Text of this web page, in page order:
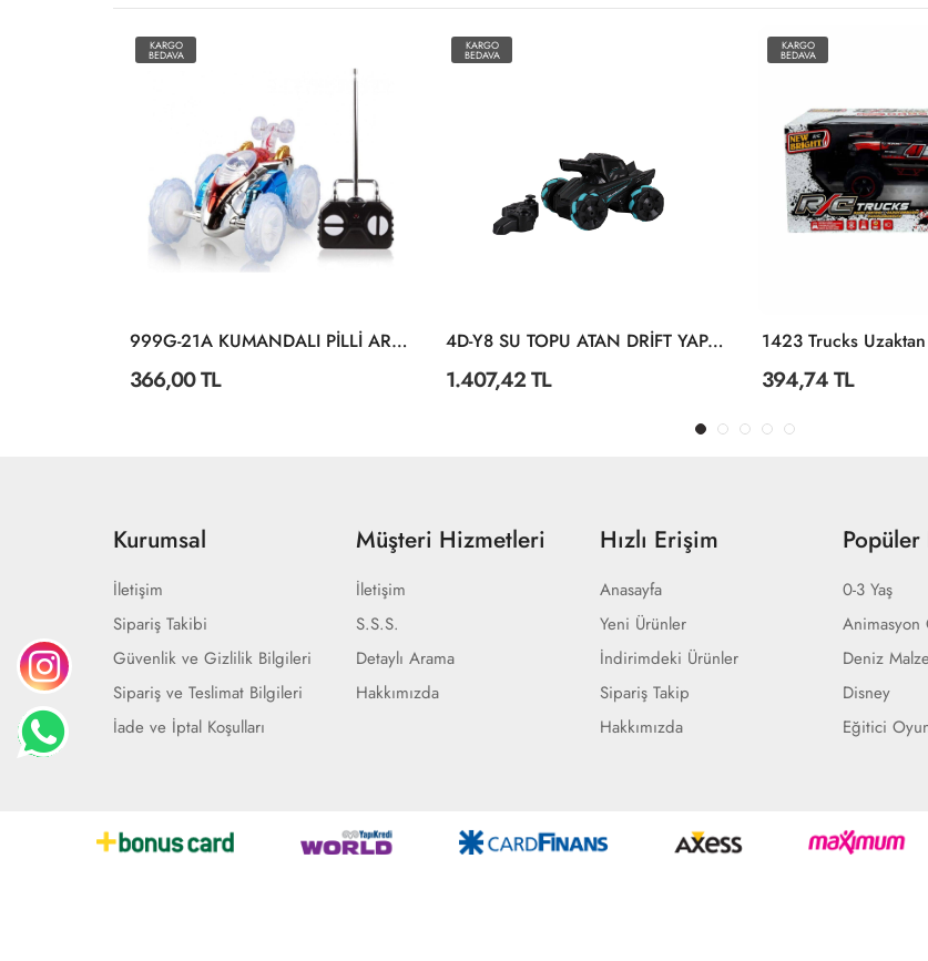
KARGO
BEDAVA
999G-21A KUMANDALI PİLLİ ARABA
366,00 TL
KARGO
BEDAVA
4D-Y8 SU TOPU ATAN DRİFT YAPAN CASUS
1.407,42 TL
KARGO
BEDAVA
394,74 TL
Kurumsal
İletişim
Sipariş Takibi
Güvenlik ve Gizlilik Bilgileri
Sipariş ve Teslimat Bilgileri
İade ve İptal Koşulları
Müşteri Hizmetleri
İletişim
S.S.S.
Detaylı Arama
Hakkımızda
Hızlı Erişim
Anasayfa
Yeni Ürünler
İndirimdeki Ürünler
Sipariş Takip
Hakkımızda
0-3 Yaş
Deniz
Disney
Eğitici